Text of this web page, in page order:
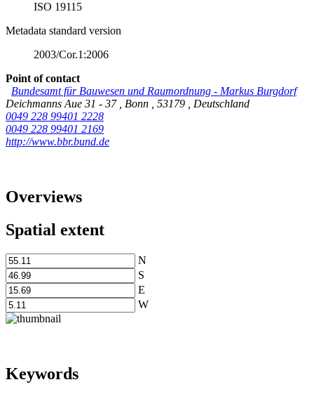
ISO 19115
Metadata standard version
2003/Cor.1:2006
Point of contact
Bundesamt für Bauwesen und Raumordnung - Markus Burgdorf
Deichmanns Aue 31 - 37 , Bonn , 53179 , Deutschland
0049 228 99401 2228
0049 228 99401 2169
http://www.bbr.bund.de
Overviews
Spatial extent
N
S
E
W
Keywords